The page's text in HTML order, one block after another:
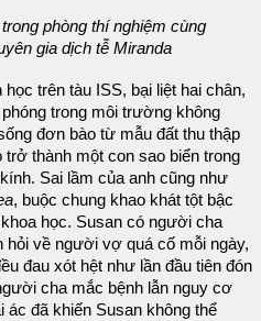
phòng thí nghiệm cùng
gia dịch tễ Miranda
trên tàu ISS, bại liệt hai chân,
trong môi trường không
đơn bào từ mẫu đất thu thập
thành một con sao biển trong
Sai lầm của anh cũng như
, buộc chung khao khát tột bậc
học. Susan có người cha
hỏi về người vợ quá cố mỗi ngày,
đau xót hệt như lần đầu tiên đón
cha mắc bệnh lẫn nguy cơ
đã khiến Susan không thể